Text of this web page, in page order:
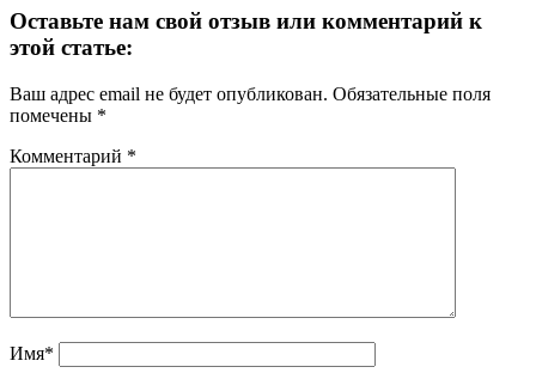
Оставьте нам свой отзыв или комментарий к
этой статье:
Ваш адрес email не будет опубликован. Обязательные поля
помечены *
Комментарий *
Имя*